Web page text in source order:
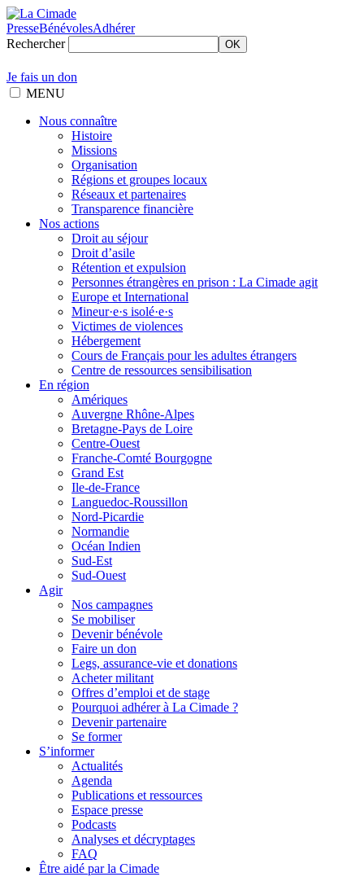
PresseBénévolesAdhérer
Rechercher
OK
Je fais un don
MENU
Nous connaître
Histoire
Missions
Organisation
Régions et groupes locaux
Réseaux et partenaires
Transparence financière
Nos actions
Droit au séjour
Droit d’asile
Rétention et expulsion
Personnes étrangères en prison : La Cimade agit
Europe et International
Mineur·e·s isolé·e·s
Victimes de violences
Hébergement
Cours de Français pour les adultes étrangers
Centre de ressources sensibilisation
En région
Amériques
Auvergne Rhône-Alpes
Bretagne-Pays de Loire
Centre-Ouest
Franche-Comté Bourgogne
Grand Est
Ile-de-France
Languedoc-Roussillon
Nord-Picardie
Normandie
Océan Indien
Sud-Est
Sud-Ouest
Agir
Nos campagnes
Se mobiliser
Devenir bénévole
Faire un don
Legs, assurance-vie et donations
Acheter militant
Offres d’emploi et de stage
Pourquoi adhérer à La Cimade ?
Devenir partenaire
Se former
S’informer
Actualités
Agenda
Publications et ressources
Espace presse
Podcasts
Analyses et décryptages
FAQ
Être aidé par la Cimade